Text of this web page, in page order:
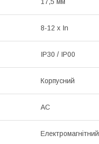
8-12 х In
IP30 / IP00
Корпусний
AC
Електромагнітний